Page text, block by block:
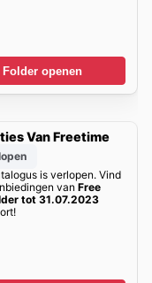
Folder openen
Van Freetime
is verlopen. Vind
van Free
tot 31.07.2023